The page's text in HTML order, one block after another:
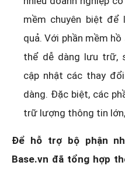
mềm chuyên biệt
quả. Với phần mềm
thể dễ dàng lưu trữ,
cập nhật các thay
dàng. Đặc biệt, các
trữ lượng thông tin
Để hỗ trợ bộ phận
Base.vn đã tổng hợp